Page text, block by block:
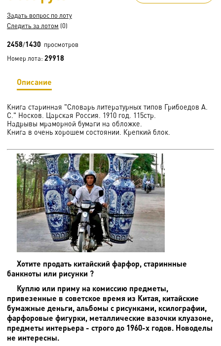
Задать вопрос по лоту
Следить за лотом (0)
2458/1430 просмотров
Номер лота: 29918
Описание
Книга старинная "Словарь литературных типов Грибоедов А.
С." Носков. Царская Россия. 1910 год. 115стр.
Надрывы мраморной бумаги на обложке.
Книга в очень хорошем состоянии. Крепкий блок.
Хотите продать китайский фарфор, стариннные
банкноты или рисунки ?
Куплю или приму на комиссию предметы,
привезенные в советское время из Китая, китайские
бумажные деньги, альбомы с рисунками, ксилографии,
фарфоровые фигурки, металлические вазочки клуазоне,
предметы интерьера - строго до 1960-х годов. Новоделы
не интересны.